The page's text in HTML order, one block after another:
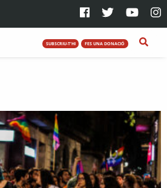
SUBSCRIU-T'HI FES UNA DONACIÓ